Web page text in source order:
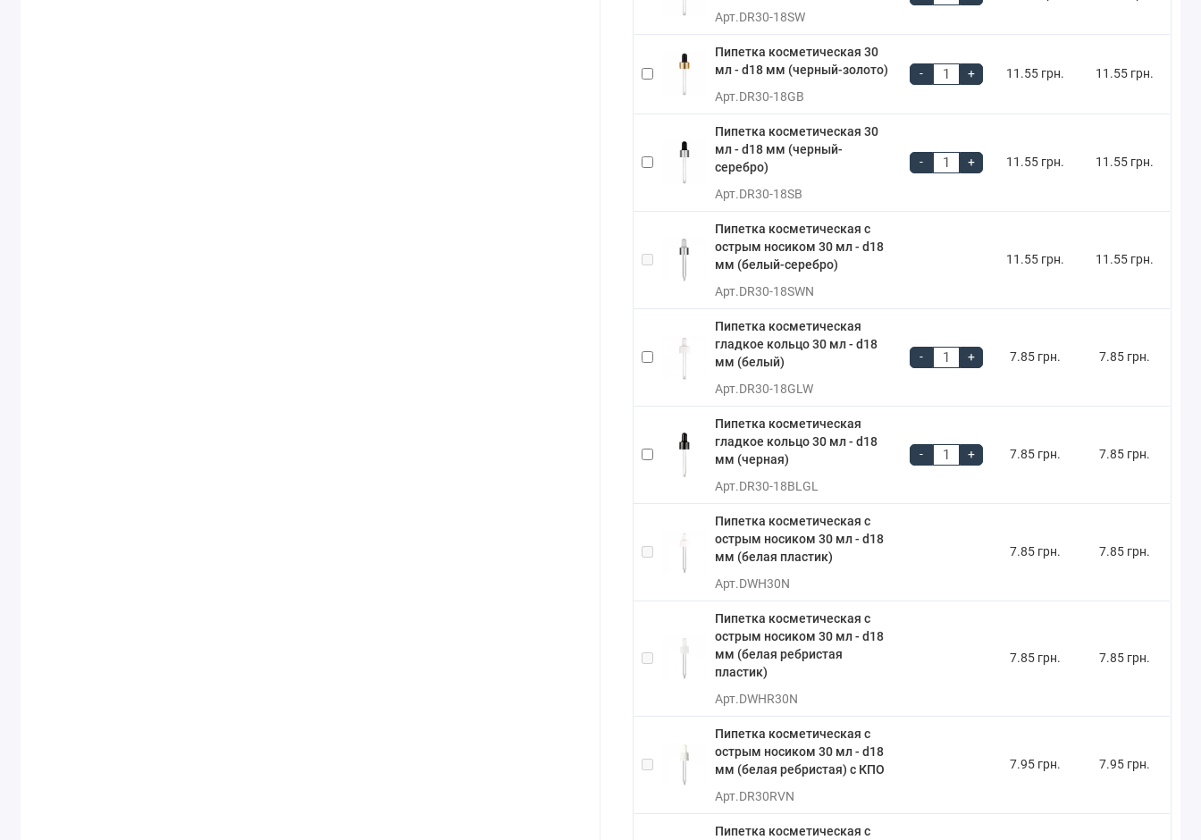
Арт.DR30-18SW
Пипетка косметическая 30
мл - d18 мм (черный-золото)
Арт.DR30-18GB
- + 11.55 грн. 11.55 грн.
Пипетка косметическая 30
мл - d18 мм (черный-
серебро)
Арт.DR30-18SB
- + 11.55 грн. 11.55 грн.
Пипетка косметическая c
острым носиком 30 мл - d18
мм (белый-серебро)
Арт.DR30-18SWN
11.55 грн. 11.55 грн.
Пипетка косметическая
гладкое кольцо 30 мл - d18
мм (белый)
Арт.DR30-18GLW
- + 7.85 грн. 7.85 грн.
Пипетка косметическая
гладкое кольцо 30 мл - d18
мм (черная)
Арт.DR30-18BLGL
- + 7.85 грн. 7.85 грн.
Пипетка косметическая с
острым носиком 30 мл - d18
мм (белая пластик)
Арт.DWH30N
7.85 грн. 7.85 грн.
Пипетка косметическая с
острым носиком 30 мл - d18
мм (белая ребристая
пластик)
Арт.DWHR30N
7.85 грн. 7.85 грн.
Пипетка косметическая с
острым носиком 30 мл - d18
мм (белая ребристая) с КПО
Арт.DR30RVN
7.95 грн. 7.95 грн.
Пипетка косметическая с